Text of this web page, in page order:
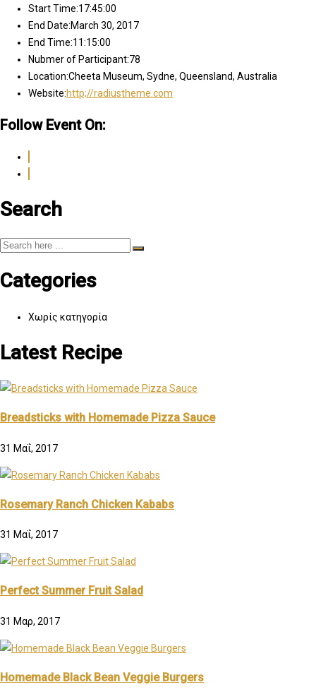
Start Time:17:45:00
End Date:March 30, 2017
End Time:11:15:00
Nubmer of Participant:78
Location:Cheeta Museum, Sydne, Queensland, Australia
Website:http;//radiustheme.com
Follow Event On:
Search
Categories
Χωρίς κατηγορία
Latest Recipe
Breadsticks with Homemade Pizza Sauce
31 Μαΐ, 2017
Rosemary Ranch Chicken Kababs
31 Μαΐ, 2017
Perfect Summer Fruit Salad
31 Μαρ, 2017
Homemade Black Bean Veggie Burgers